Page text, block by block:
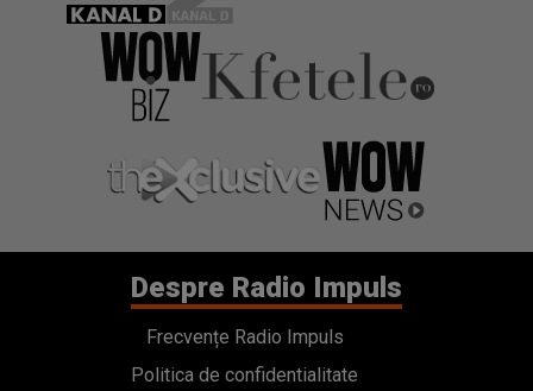
Despre Radio Impuls
Frecvențe Radio Impuls
Politica de confidentialitate